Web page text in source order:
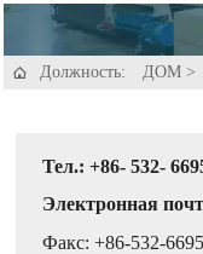
 Должность: ДОМ >
Тел.: +86- 532-
Электронная
Факс: +86-532-